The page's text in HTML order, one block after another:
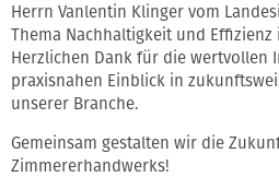
Herrn Vanlentin Klinger vom
Thema Nachhaltigkeit und Effizienz
Herzlichen Dank für die wertvollen
praxisnahen Einblick in
unserer Branche.
Gemeinsam gestalten wir die
Zimmererhandwerks!